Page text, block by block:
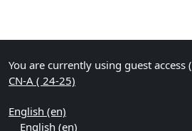
You are currently using guest access (
CN-A ( 24-25)
English ‎(en)‎
English ‎(en)‎